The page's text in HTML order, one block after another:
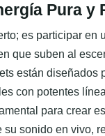
Pura y
es participar en
que suben al
están diseñados
con potentes
para crear
sonido en vivo,